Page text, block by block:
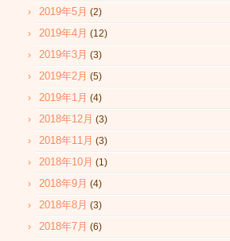
2019年5月 (2)
2019年4月 (12)
2019年3月 (3)
2019年2月 (5)
2019年1月 (4)
2018年12月 (3)
2018年11月 (3)
2018年10月 (1)
2018年9月 (4)
2018年8月 (3)
2018年7月 (6)